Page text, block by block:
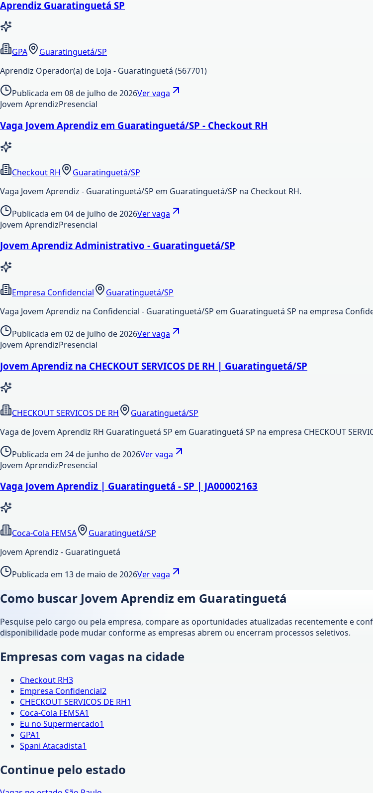
Aprendiz Guaratinguetá SP
GPA
Guaratinguetá/SP
Aprendiz Operador(a) de Loja - Guaratinguetá (567701)
Publicada em 08 de julho de 2026Ver vaga
Jovem AprendizPresencial
Vaga Jovem Aprendiz em Guaratinguetá/SP - Checkout RH
Checkout RH
Guaratinguetá/SP
Vaga Jovem Aprendiz - Guaratinguetá/SP em Guaratinguetá/SP na Checkout RH.
Publicada em 04 de julho de 2026Ver vaga
Jovem AprendizPresencial
Jovem Aprendiz Administrativo - Guaratinguetá/SP
Empresa Confidencial
Guaratinguetá/SP
Vaga Jovem Aprendiz na Confidencial - Guaratinguetá/SP em Guaratinguetá SP na empresa
Publicada em 02 de julho de 2026Ver vaga
Jovem AprendizPresencial
Jovem Aprendiz na CHECKOUT SERVICOS DE RH | Guaratinguetá/SP
CHECKOUT SERVICOS DE RH
Guaratinguetá/SP
Vaga de Jovem Aprendiz RH Guaratinguetá SP em Guaratinguetá SP na empresa CHECKOUT
Publicada em 24 de junho de 2026Ver vaga
Jovem AprendizPresencial
Vaga Jovem Aprendiz | Guaratinguetá - SP | JA00002163
Coca-Cola FEMSA
Guaratinguetá/SP
Jovem Aprendiz - Guaratinguetá
Publicada em 13 de maio de 2026Ver vaga
Como buscar Jovem Aprendiz em Guaratinguetá
Pesquise pelo cargo ou pela empresa, compare as oportunidades atualizadas recentemente e
disponibilidade pode mudar conforme as empresas abrem ou encerram processos seletivos.
Empresas com vagas na cidade
Checkout RH3
Empresa Confidencial2
CHECKOUT SERVICOS DE RH1
Coca-Cola FEMSA1
Eu no Supermercado1
GPA1
Spani Atacadista1
Continue pelo estado